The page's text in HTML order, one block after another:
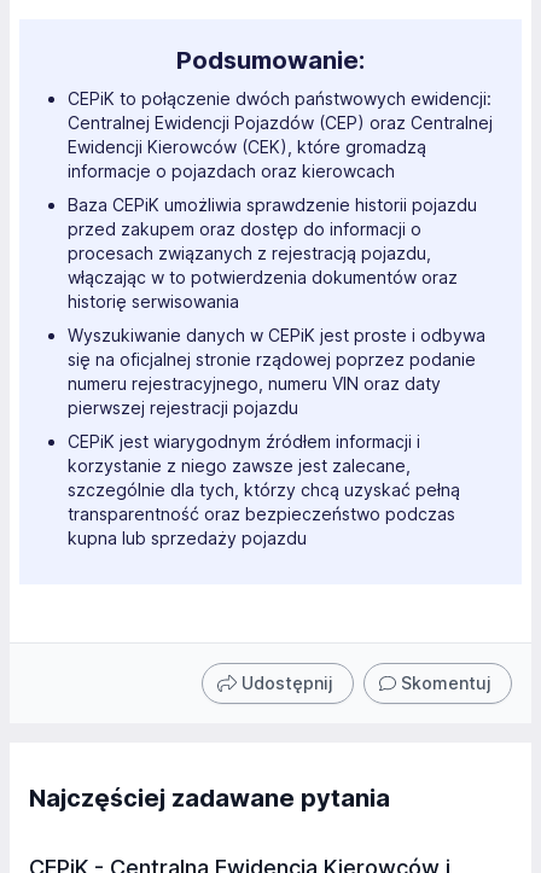
Podsumowanie:
CEPiK to połączenie dwóch państwowych ewidencji:
Centralnej Ewidencji Pojazdów (CEP) oraz Centralnej
Ewidencji Kierowców (CEK), które gromadzą
informacje o pojazdach oraz kierowcach
Baza CEPiK umożliwia sprawdzenie historii pojazdu
przed zakupem oraz dostęp do informacji o
procesach związanych z rejestracją pojazdu,
włączając w to potwierdzenia dokumentów oraz
historię serwisowania
Wyszukiwanie danych w CEPiK jest proste i odbywa
się na oficjalnej stronie rządowej poprzez podanie
numeru rejestracyjnego, numeru VIN oraz daty
pierwszej rejestracji pojazdu
CEPiK jest wiarygodnym źródłem informacji i
korzystanie z niego zawsze jest zalecane,
szczególnie dla tych, którzy chcą uzyskać pełną
transparentność oraz bezpieczeństwo podczas
kupna lub sprzedaży pojazdu
Udostępnij Skomentuj
Najczęściej zadawane pytania